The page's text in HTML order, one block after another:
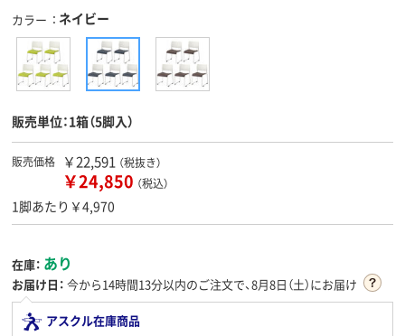
カラー ネイビー
販売単位：1箱（5脚入）
販売価格 ￥22,591 （税抜き）
￥24,850 （税込）
1脚あたり￥4,970
在庫： あり
お届け日： 今から14時間13分以内のご注文で、8月8日（土）にお届け
アスクル在庫商品